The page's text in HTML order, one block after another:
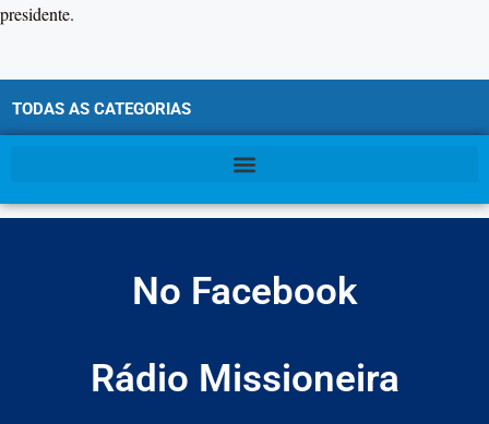
presidente.
TODAS AS CATEGORIAS
No Facebook
Rádio Missioneira